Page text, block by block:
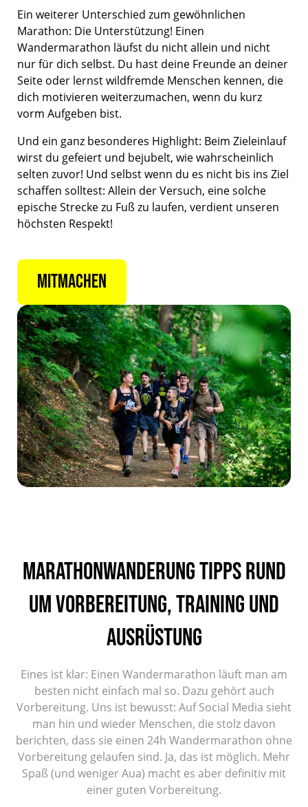
Ein weiterer Unterschied zum gewöhnlichen
Marathon: Die Unterstützung! Einen
Wandermarathon läufst du nicht allein und nicht
nur für dich selbst. Du hast deine Freunde an deiner
Seite oder lernst wildfremde Menschen kennen, die
dich motivieren weiterzumachen, wenn du kurz
vorm Aufgeben bist.
Und ein ganz besonderes Highlight: Beim Zieleinlauf
wirst du gefeiert und bejubelt, wie wahrscheinlich
selten zuvor! Und selbst wenn du es nicht bis ins Ziel
schaffen solltest: Allein der Versuch, eine solche
epische Strecke zu Fuß zu laufen, verdient unseren
höchsten Respekt!
MITMACHEN
Marathonwanderung Tipps rund
um Vorbereitung, Training und
Ausrüstung
Eines ist klar: Einen Wandermarathon läuft man am
besten nicht einfach mal so. Dazu gehört auch
Vorbereitung. Uns ist bewusst: Auf Social Media sieht
man hin und wieder Menschen, die stolz davon
berichten, dass sie einen 24h Wandermarathon ohne
Vorbereitung gelaufen sind. Ja, das ist möglich. Mehr
Spaß (und weniger Aua) macht es aber definitiv mit
einer guten Vorbereitung.